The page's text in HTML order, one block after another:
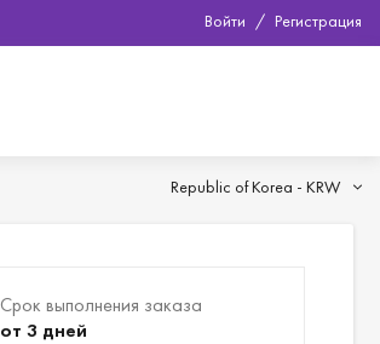
Войти / Регистрация
Republic of Korea - KRW
Срок выполнения заказа
от 3 дней